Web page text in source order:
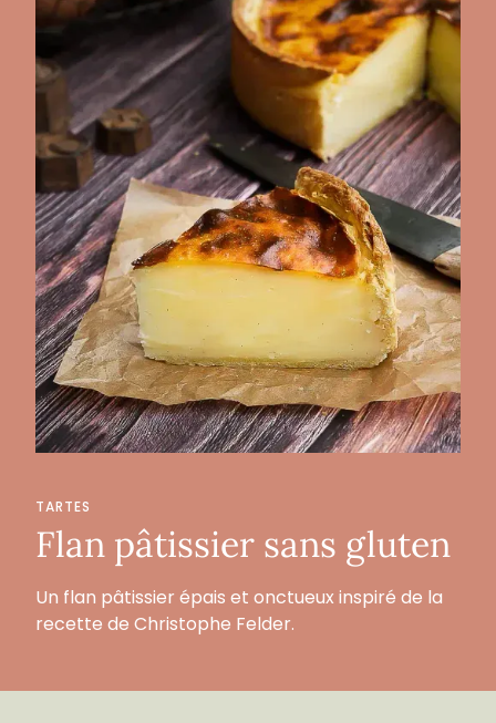
TARTES
Flan pâtissier sans gluten
Un flan pâtissier épais et onctueux inspiré de la
recette de Christophe Felder.